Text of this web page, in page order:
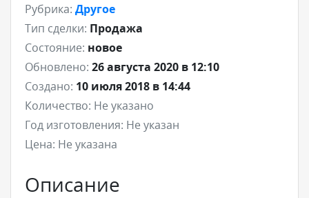
Рубрика: Другое
Тип сделки: Продажа
Состояние: новое
Обновлено: 26 августа 2020 в 12:10
Создано: 10 июля 2018 в 14:44
Количество: Не указано
Год изготовления: Не указан
Цена: Не указана
Описание